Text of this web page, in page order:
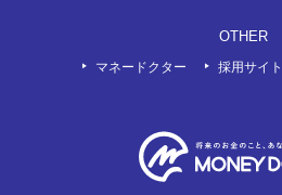
OTHER
マネードクター 採用サイト